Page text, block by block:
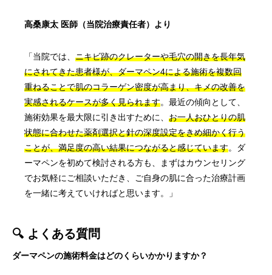
高桑康太 医師（当院治療責任者）より
「当院では、 ニキビ跡のクレーターや毛穴の開きを長年気
にされてきた患者様が、ダーマペン4による施術を複数回
重ねることで肌のコラーゲン密度が高まり、キメの改善を
実感されるケースが多く見られます。最近の傾向として、
施術効果を最大限に引き出すために、 お一人おひとりの肌
状態に合わせた薬剤選択と針の深度設定をきめ細かく行う
ことが、満足度の高い結果につながると感じています。ダ
ーマペンを初めて検討される方も、まずはカウンセリング
でお気軽にご相談いただき、ご自身の肌に合った治療計画
を一緒に考えていければと思います。」
🔍 よくある質問
ダーマペンの施術料金はどのくらいかかりますか？